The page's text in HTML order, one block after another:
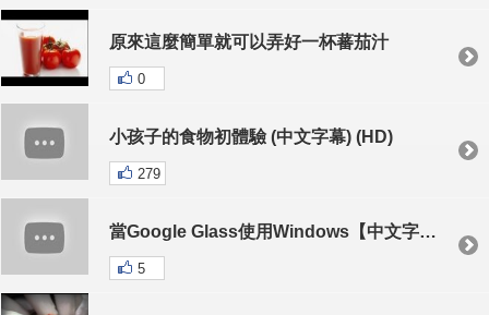
原來這麼簡單就可以弄好一杯蕃茄汁
0
小孩子的食物初體驗 (中文字幕) (HD)
279
當Google Glass使用Windows【中文字幕】
5